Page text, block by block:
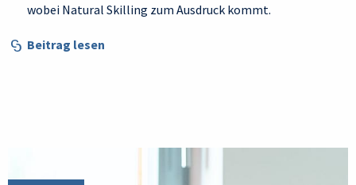
wobei Natural Skilling zum Ausdruck kommt.
Beitrag lesen